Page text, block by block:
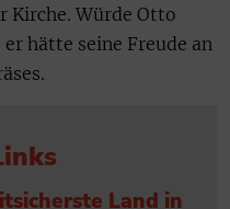
Kirche. Würde Otto
hätte seine Freude an
Land in